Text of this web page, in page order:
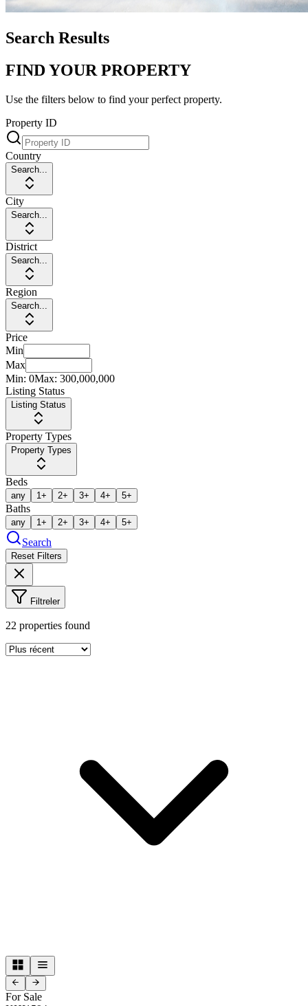
Search Results
FIND YOUR PROPERTY
Use the filters below to find your perfect property.
Property ID
Country
Search...
City
Search...
District
Search...
Region
Search...
Price
Min
Max
Min: 0Max: 300,000,000
Listing Status
Listing Status
Property Types
Property Types
Beds
any 1+ 2+ 3+ 4+ 5+
Baths
any 1+ 2+ 3+ 4+ 5+
Search
Reset Filters
Filtreler
22 properties found
For Sale